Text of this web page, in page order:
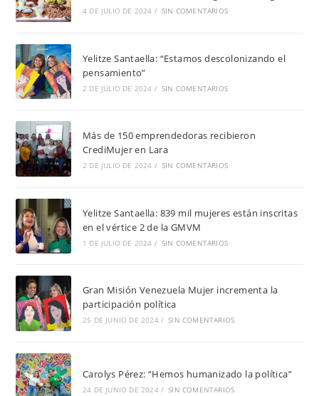
4 DE JULIO DE 2024 / SIN COMENTARIOS
Yelitze Santaella: “Estamos descolonizando el
pensamiento”
2 DE JULIO DE 2024 / SIN COMENTARIOS
Más de 150 emprendedoras recibieron
CrediMujer en Lara
2 DE JULIO DE 2024 / SIN COMENTARIOS
Yelitze Santaella: 839 mil mujeres están inscritas
en el vértice 2 de la GMVM
1 DE JULIO DE 2024 / SIN COMENTARIOS
Gran Misión Venezuela Mujer incrementa la
participación política
25 DE JUNIO DE 2024 / SIN COMENTARIOS
Carolys Pérez: “Hemos humanizado la política”
24 DE JUNIO DE 2024 / SIN COMENTARIOS